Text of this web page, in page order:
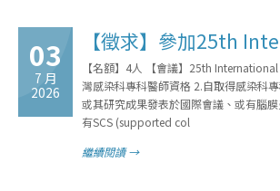
03
7 月
2026
【徵求】參加25th
【名額】4人 【會議】25th
灣感染科專科醫師資格 2.自取得感染科
或其研究成果發表於國際會議、或有腦
有SCS (supported col
繼續閱讀 →